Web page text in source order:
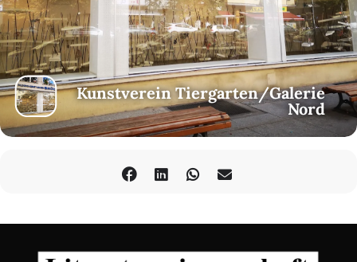
Kunstverein Tiergarten/Galerie
Nord